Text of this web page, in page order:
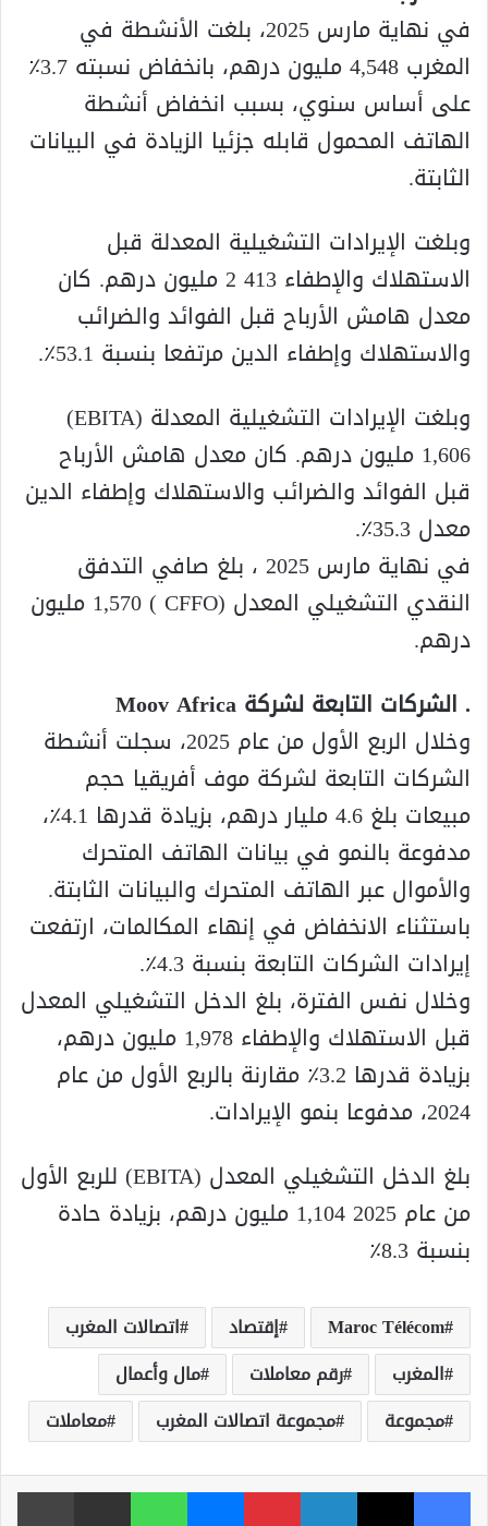
في نهاية مارس 2025، بلغت الأنشطة في
المغرب 4,548 مليون درهم، بانخفاض نسبته 3.7٪
على أساس سنوي، بسبب انخفاض أنشطة
الهاتف المحمول قابله جزئيا الزيادة في البيانات
الثابتة.
وبلغت الإيرادات التشغيلية المعدلة قبل
الاستهلاك والإطفاء 413 2 مليون درهم. كان
معدل هامش الأرباح قبل الفوائد والضرائب
والاستهلاك وإطفاء الدين مرتفعا بنسبة 53.1٪.
وبلغت الإيرادات التشغيلية المعدلة (EBITA)
1,606 مليون درهم. كان معدل هامش الأرباح
قبل الفوائد والضرائب والاستهلاك وإطفاء الدين
معدل 35.3٪.
في نهاية مارس 2025 ، بلغ صافي التدفق
النقدي التشغيلي المعدل (CFFO ) 1,570 مليون
درهم.
. الشركات التابعة لشركة Moov Africa
وخلال الربع الأول من عام 2025، سجلت أنشطة
الشركات التابعة لشركة موف أفريقيا حجم
مبيعات بلغ 4.6 مليار درهم، بزيادة قدرها 4.1٪،
مدفوعة بالنمو في بيانات الهاتف المتحرك
والأموال عبر الهاتف المتحرك والبيانات الثابتة.
باستثناء الانخفاض في إنهاء المكالمات، ارتفعت
إيرادات الشركات التابعة بنسبة 4.3٪.
وخلال نفس الفترة، بلغ الدخل التشغيلي المعدل
قبل الاستهلاك والإطفاء 1,978 مليون درهم،
بزيادة قدرها 3.2٪ مقارنة بالربع الأول من عام
2024، مدفوعا بنمو الإيرادات.
بلغ الدخل التشغيلي المعدل (EBITA) للربع الأول
من عام 2025 1,104 مليون درهم، بزيادة حادة
بنسبة 8.3٪
Maroc Télécom إقتصاد
اتصالات المغرب
المغرب
رقم معاملات
مال وأعمال
مجموعة
مجموعة اتصالات المغرب معاملات
فيسبوك ‫X لينكدإن بينتيريست ماسنجر واتساب مشاركة عبر البريد